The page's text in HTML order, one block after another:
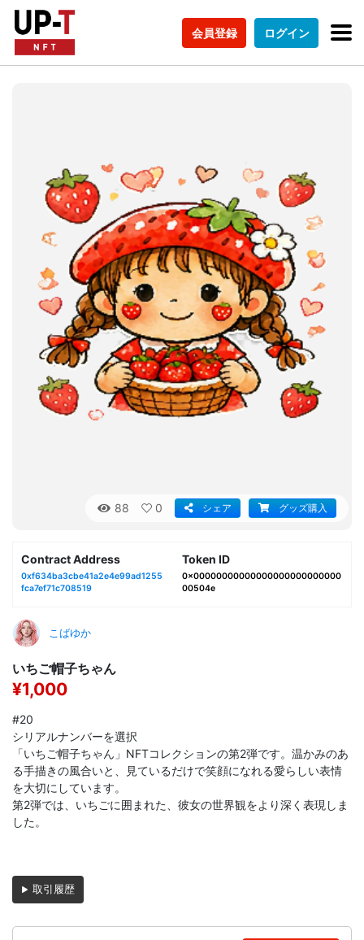
会員登録 ログイン
88 0 シェア グッズ購入
Contract Address
0xf634ba3cbe41a2e4e99ad1255
fca7ef71c708519
Token ID
0x00000000000000000000000000
00504e
こばゆか
いちご帽子ちゃん
¥1,000
#20
シリアルナンバーを選択
「いちご帽子ちゃん」NFTコレクションの第2弾です。温かみのあ
る手描きの風合いと、見ているだけで笑顔になれる愛らしい表情
を大切にしています。
第2弾では、いちごに囲まれた、彼女の世界観をより深く表現しま
した。
取引履歴